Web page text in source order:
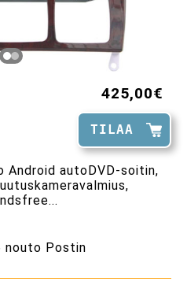
425,00€
TILAA
Android autoDVD-soitin,
nouto Postin